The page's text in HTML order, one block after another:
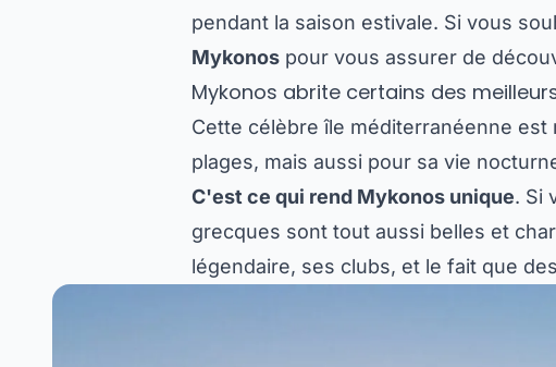
pendant la saison estivale. Si vous
Mykonos pour vous assurer de
Mykonos abrite certains des
Cette célèbre île méditerranéenne
plages, mais aussi pour sa vie
C'est ce qui rend Mykonos unique. Si
grecques sont tout aussi belles et
légendaire, ses clubs, et le fait que